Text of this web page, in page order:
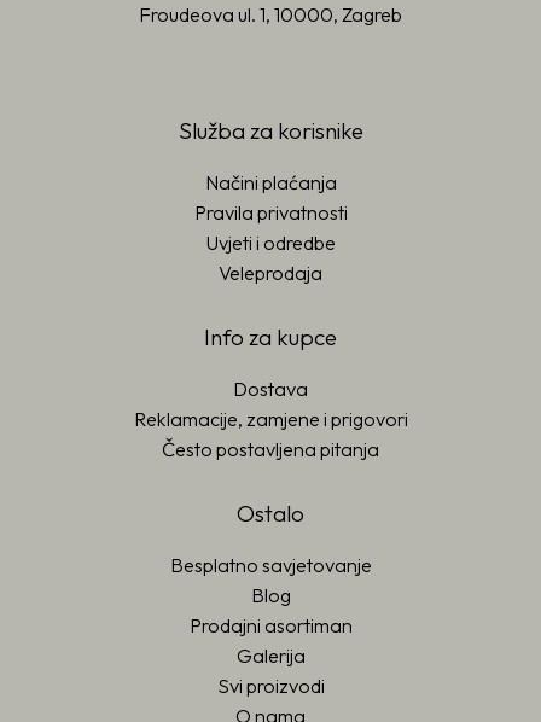
Froudeova ul. 1, 10000, Zagreb
Služba za korisnike
Načini plaćanja
Pravila privatnosti
Uvjeti i odredbe
Veleprodaja
Info za kupce
Dostava
Reklamacije, zamjene i prigovori
Često postavljena pitanja
Ostalo
Besplatno savjetovanje
Blog
Prodajni asortiman
Galerija
Svi proizvodi
O nama